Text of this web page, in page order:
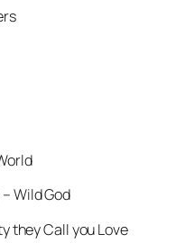
Wild God
they Call you Love